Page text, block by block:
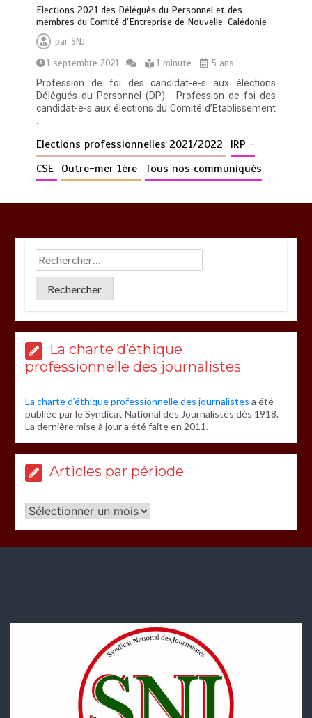
Elections 2021 des Délégués du Personnel et des
membres du Comité d’Entreprise de Nouvelle-Calédonie
par SNJ
1 septembre 2021
1 minute
5 ans
Profession de foi des candidat-e-s aux élections
Délégués du Personnel (DP) : Profession de foi des
candidat-e-s aux élections du Comité d’Etablissement
:
Elections professionnelles 2021/2022
IRP -
CSE Outre-mer 1ère Tous nos communiqués
La charte d’éthique
professionnelle des journalistes
La charte d’éthique professionnelle des journalistes a été
publiée par le Syndicat National des Journalistes dès 1918.
La dernière mise à jour a été faite en 2011.
Articles par période
Articles
par
période